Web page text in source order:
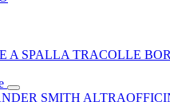
A SPALLA TRACOLLE
SMITH